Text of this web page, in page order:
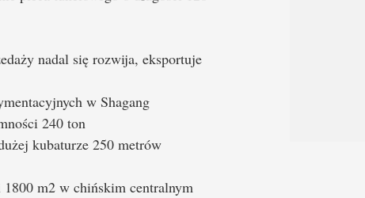
nadal się rozwija, eksportuje
w Shagang
240 ton
kubaturze 250 metrów
m2 w chińskim centralnym